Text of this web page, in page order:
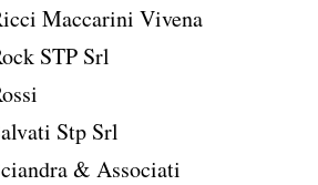
Maccarini Vivena
STP Srl
Stp Srl
& Associati